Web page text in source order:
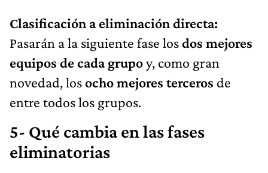
Clasificación a eliminación directa:
Pasarán a la siguiente fase losdos mejores
equipos de cada grupoy, como gran
novedad, losocho mejores terceros de
entre todos los grupos.
5- Qué cambia en las fases
eliminatorias